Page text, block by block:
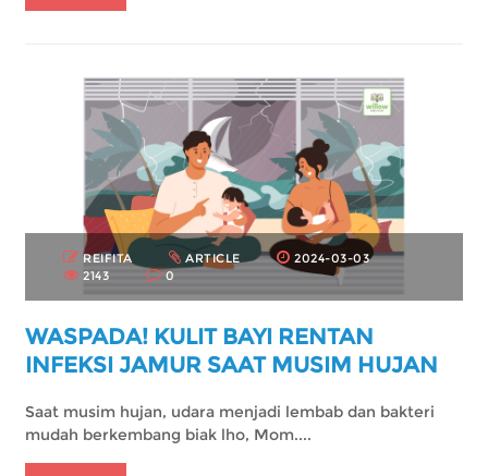
REIFITA ARTICLE
2024-03-03
2143
0
WASPADA! KULIT BAYI RENTAN
INFEKSI JAMUR SAAT MUSIM HUJAN
Saat musim hujan, udara menjadi lembab dan bakteri
mudah berkembang biak lho, Mom....